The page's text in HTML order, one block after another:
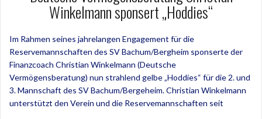
Winkelmann sponsert „Hoddies“
Im Rahmen seines jahrelangen Engagement für die
Reservemannschaften des SV Bachum/Bergheim sponserte der
Finanzcoach Christian Winkelmann (Deutsche
Vermögensberatung) nun strahlend gelbe „Hoddies“ für die 2. und
3. Mannschaft des SV Bachum/Bergeheim. Christian Winkelmann
unterstützt den Verein und die Reservemannschaften seit